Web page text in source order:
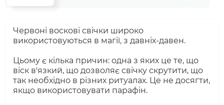
Червоні воскові свічки широко
використовуються в магії, з давніх-давен.
Цьому є кілька причин: одна з яких це те, що
віск в'язкий, що дозволяє свічку скрутити, що
так необхідно в різних ритуалах. Це не досягти,
якщо використовувати парафін.